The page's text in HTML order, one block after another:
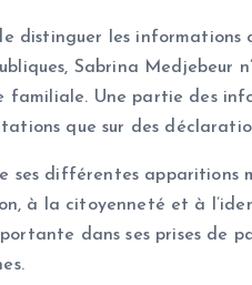
distinguer les informations
Sabrina Medjebeur
familiale. Une partie des
que sur des
ses différentes apparitions
à la citoyenneté et à
dans ses prises de